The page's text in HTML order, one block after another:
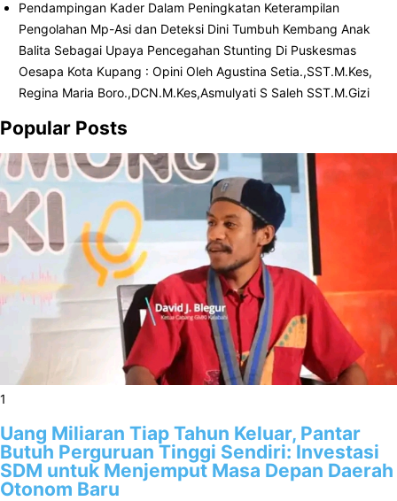
Pendampingan Kader Dalam Peningkatan Keterampilan
Pengolahan Mp-Asi dan Deteksi Dini Tumbuh Kembang Anak
Balita Sebagai Upaya Pencegahan Stunting Di Puskesmas
Oesapa Kota Kupang : Opini Oleh Agustina Setia.,SST.M.Kes,
Regina Maria Boro.,DCN.M.Kes,Asmulyati S Saleh SST.M.Gizi
Popular Posts
1
Uang Miliaran Tiap Tahun Keluar, Pantar
Butuh Perguruan Tinggi Sendiri: Investasi
SDM untuk Menjemput Masa Depan Daerah
Otonom Baru